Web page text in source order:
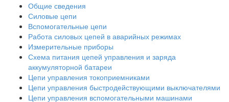
Общие сведения
Силовые цепи
Вспомогательные цепи
Работа силовых цепей в аварийных режимах
Измерительные приборы
Схема питания цепей управления и заряда
аккумуляторной батареи
Цепи управления токоприемниками
Цепи управления быстродействующими выключателями
Цепи управления вспомогательными машинами